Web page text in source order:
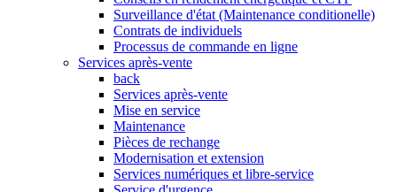
Surveillance d'état (Maintenance conditionelle)
Contrats de individuels
Processus de commande en ligne
Services après-vente
back
Services après-vente
Mise en service
Maintenance
Pièces de rechange
Modernisation et extension
Services numériques et libre-service